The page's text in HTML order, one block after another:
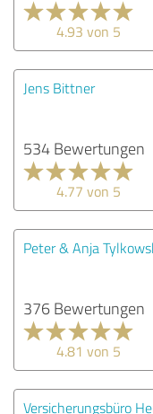
4.93 von 5
Jens Bittner
534 Bewertungen
4.77 von 5
Peter & Anja
376 Bewertungen
4.81 von 5
Versicherungsbüro